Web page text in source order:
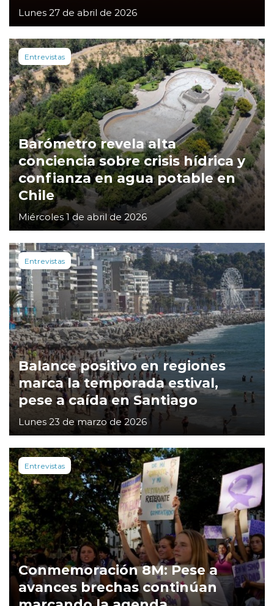
Lunes 27 de abril de 2026
Entrevistas
Barómetro revela alta
conciencia sobre crisis hídrica y
confianza en agua potable en
Chile
Miércoles 1 de abril de 2026
Entrevistas
Balance positivo en regiones
marca la temporada estival,
pese a caída en Santiago
Lunes 23 de marzo de 2026
Entrevistas
Conmemoración 8M: Pese a
avances brechas continúan